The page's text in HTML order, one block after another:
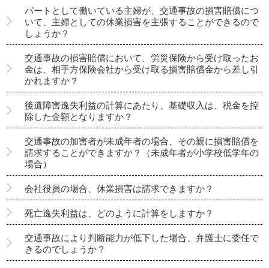
パートとして働いている主婦が、交通事故の損害賠償につ
いて、主婦としての休業損害を主張することができるので
しょうか？
交通事故の損害賠償において、労災保険から受け取ったお
金は、相手方保険会社から受け取る損害賠償金から差し引
かれますか？
後遺障害逸失利益の計算にあたり、基礎収入は、税金を控
除した金額となりますか？
交通事故の加害者が未成年者の場合、その親に損害賠償を
請求することができますか？（未成年者が小学校低学年の
場合）
会社役員の場合、休業損害は請求できますか？
死亡逸失利益は、どのように計算をしますか？
交通事故により判断能力が低下した場合、弁護士に委任で
きるのでしょうか？